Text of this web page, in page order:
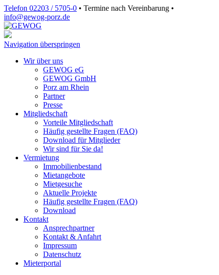
Telefon 02203 / 5705-0 • Termine nach Vereinbarung •
info@gewog‑porz.de
Navigation überspringen
Wir über uns
GEWOG eG
GEWOG GmbH
Porz am Rhein
Partner
Presse
Mitgliedschaft
Vorteile Mitgliedschaft
Häufig gestellte Fragen (FAQ)
Download für Mitglieder
Wir sind für Sie da!
Vermietung
Immobilienbestand
Mietangebote
Mietgesuche
Aktuelle Projekte
Häufig gestellte Fragen (FAQ)
Download
Kontakt
Ansprechpartner
Kontakt & Anfahrt
Impressum
Datenschutz
Mieterportal